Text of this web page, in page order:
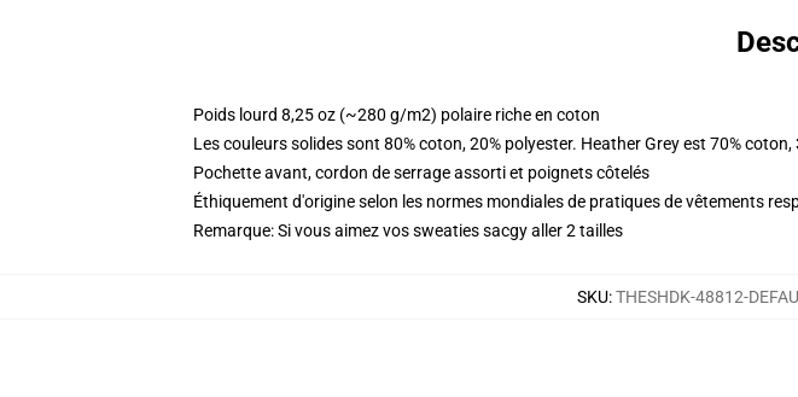
Poids lourd 8,25 oz (~280 g/m2) polaire riche en coton
Les couleurs solides sont 80% coton, 20% polyester. Heather Grey est 70%
Pochette avant, cordon de serrage assorti et poignets côtelés
Éthiquement d'origine selon les normes mondiales de pratiques de vêtements
Remarque: Si vous aimez vos sweaties sacgy aller 2 tailles
SKU:THESHDK-48812-